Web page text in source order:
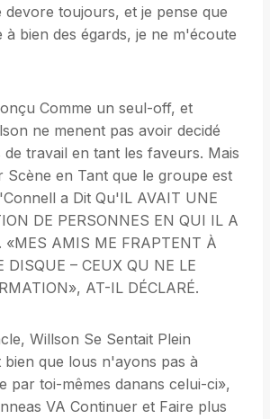
devore toujours, et je pense que
bien des égards, je ne m'écoute
Comme un seul-off, et
ne menent pas avoir decidé
travail en tant les faveurs. Mais
Scène en Tant que le groupe est
a Dit Qu'IL AVAIT UNE
DE PERSONNES EN QUI IL A
«MES AMIS ME FRAPTENT À
DISQUE – CEUX QU NE LE
AT-IL DÉCLARÉ.
Willson Se Sentait Plein
bien que lous n'ayons pas à
par toi-mêmes danans celui-ci»,
VA Continuer et Faire plus